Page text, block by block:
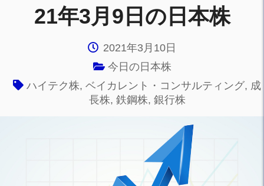
21年3月9日の日本株
2021年3月10日
今日の日本株
ハイテク株,ベイカレント・コンサルティング, 成
長株, 鉄鋼株, 銀行株